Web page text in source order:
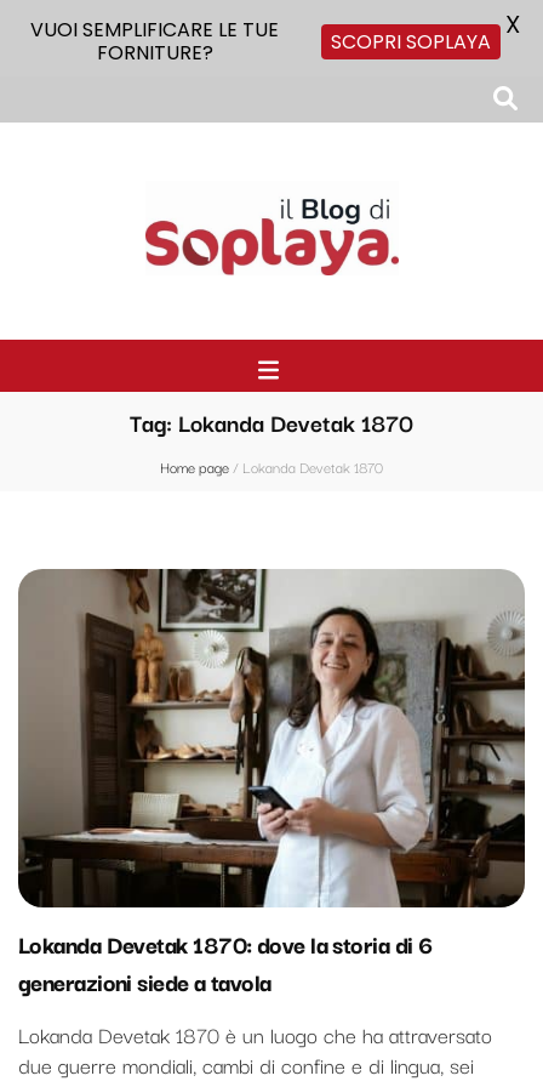
Tag: Lokanda Devetak 1870
Home page/ Lokanda Devetak 1870
Lokanda Devetak 1870: dove la storia di 6
generazioni siede a tavola
Lokanda Devetak 1870 è un luogo che ha attraversato
due guerre mondiali, cambi di confine e di lingua, sei
VUOI SEMPLIFICARE LE TUE
FORNITURE?
SCOPRI SOPLAYA X